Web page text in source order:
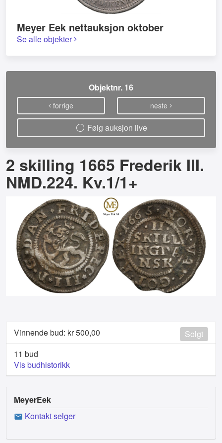
Meyer Eek nettauksjon oktober
Se alle objekter
Objektnr. 16
forrige neste
Følg auksjon live
2 skilling 1665 Frederik III.
NMD.224. Kv.1/1+
Solgt
Vinnende bud: kr500,00
11 bud
Vis budhistorikk
MeyerEek
Kontakt selger